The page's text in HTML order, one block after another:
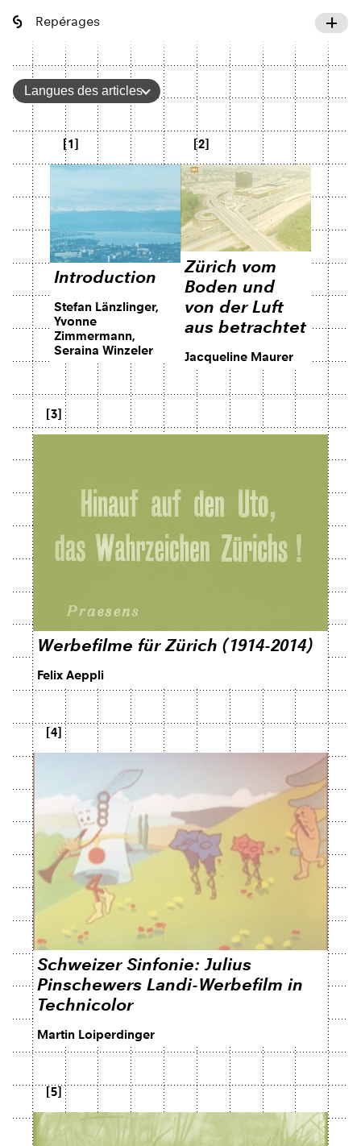
Repérages
Langues des articles
[1]
Introduction
Stefan Länzlinger,
Yvonne
Zimmermann,
Seraina Winzeler
[2]
Zürich vom
Boden und
von der Luft
aus betrachtet
Jacqueline Maurer
[3]
Werbefilme für Zürich (1914-2014)
Felix Aeppli
[4]
Schweizer Sinfonie: Julius
Pinschewers Landi-Werbefilm in
Technicolor
Martin Loiperdinger
[5]